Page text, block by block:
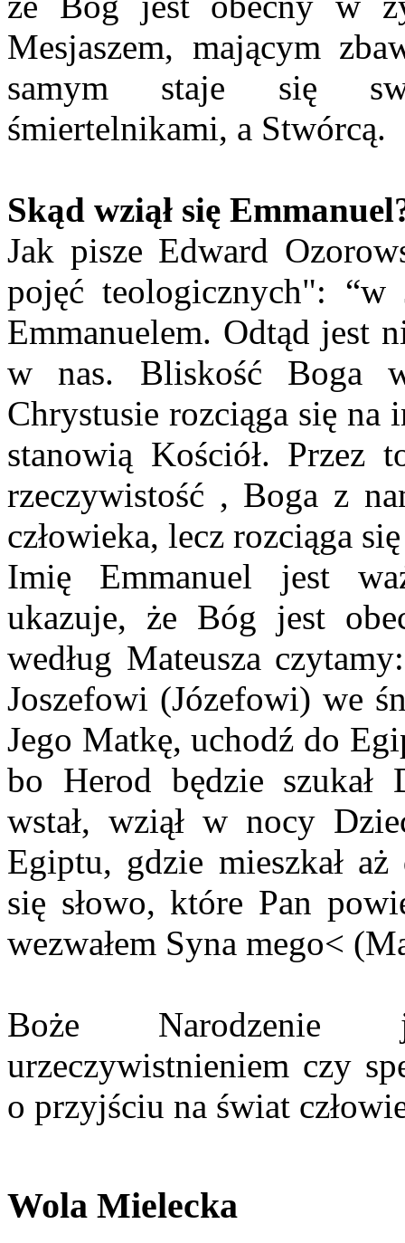
Mesjaszem, mającym
samym staje się
śmiertelnikami, a Stwórcą.
Skąd wziął się
Jak pisze Edward
pojęć teologicznych": “w
Emmanuelem. Odtąd jest
w nas. Bliskość Boga
Chrystusie rozciąga się
stanowią Kościół. Przez
rzeczywistość , Boga z
człowieka, lecz rozciąga
Imię Emmanuel jest
ukazuje, że Bóg jest
według Mateusza
Joszefowi (Józefowi) we
Jego Matkę, uchodź do
bo Herod będzie szukał
wstał, wziął w nocy
Egiptu, gdzie mieszkał
się słowo, które Pan
wezwałem Syna mego<
Boże Narodzenie
urzeczywistnieniem czy
o przyjściu na świat
Wola Mielecka